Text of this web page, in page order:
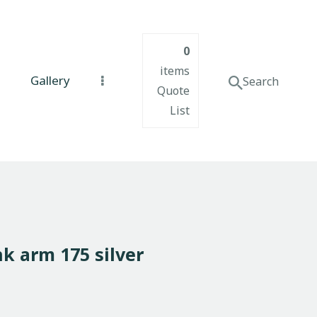
Gallery
0
items
Quote
List
arm 175 silver